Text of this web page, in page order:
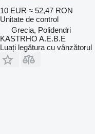
10 EUR ≈ 52,47 RON
Unitate de control
Grecia, Polidendri
KASTRHO A.E.B.E
Luați legătura cu vânzătorul